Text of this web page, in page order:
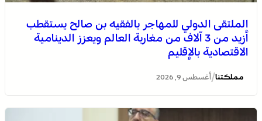
الملتقى الدولي للمهاجر بالفقيه بن صالح يستقطب
أزيد من 3 آلاف من مغاربة العالم ويعزز الدينامية
الاقتصادية بالإقليم
مملكتنا/ أغسطس 9, 2026
توقعات أحوال الطقس اليوم الأحد بالمغرب